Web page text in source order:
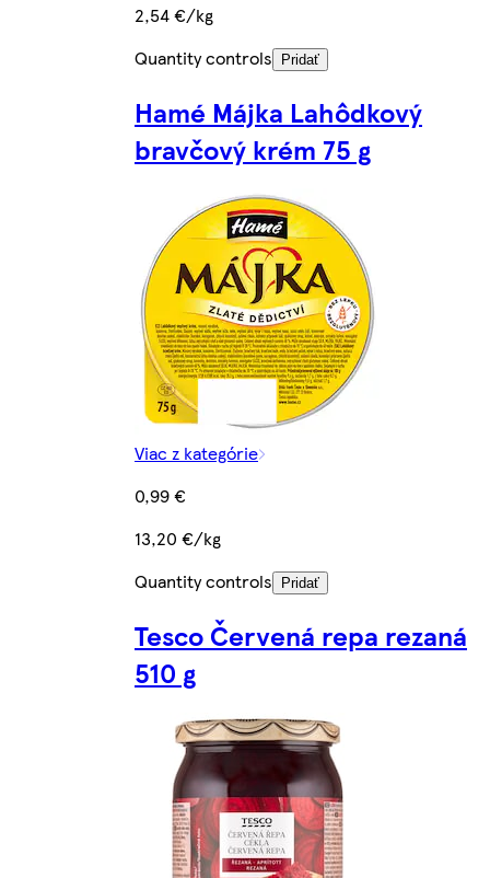
2,54 €/kg
Quantity controls
Pridať
Hamé Májka Lahôdkový
bravčový krém 75 g
Viac z kategórie
0,99 €
13,20 €/kg
Quantity controls
Pridať
Tesco Červená repa rezaná
510 g